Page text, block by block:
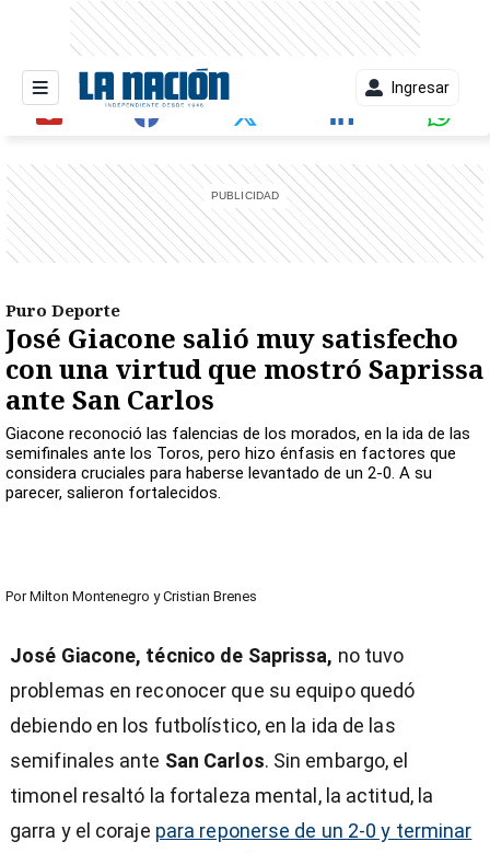
Ingresar
Puro Deporte
José Giacone salió muy satisfecho
con una virtud que mostró Saprissa
ante San Carlos
Giacone reconoció las falencias de los morados, en la ida de las
semifinales ante los Toros, pero hizo énfasis en factores que
considera cruciales para haberse levantado de un 2-0. A su
parecer, salieron fortalecidos.
Por Milton Montenegro y Cristian Brenes
José Giacone, técnico de Saprissa, no tuvo
problemas en reconocer que su equipo quedó
debiendo en los futbolístico, en la ida de las
semifinales ante San Carlos. Sin embargo, el
timonel resaltó la fortaleza mental, la actitud, la
garra y el coraje para reponerse de un 2-0 y terminar